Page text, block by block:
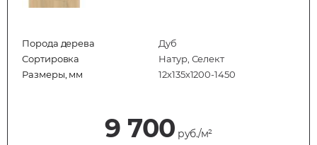
Порода дерева
Дуб
Сортировка
Натур, Селект
Размеры, мм
12х135х1200-1450
9 700 руб./м²